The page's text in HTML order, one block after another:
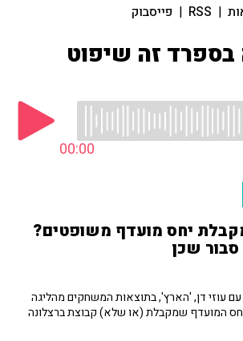
|
RSS
| פייסבוק
זה שיפוט
00:00
יחס מועדף משופטים?
סבור שכן
עם עוזי דן, 'הארץ', בתוצאות המשחקים מהליגה
המועדף שמקבלת (או שלא) קבוצת ברצלונה